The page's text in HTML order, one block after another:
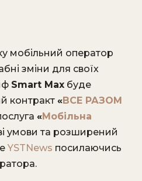
мобільний оператор
зміни для своїх
Smart Max буде
контракт «ВСЕ РАЗОМ
«Мобільна
умови та розширений
YSTNews посилаючись